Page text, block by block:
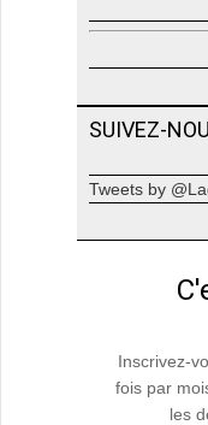
SUIVEZ-
Tweets by
Inscrivez-
fois par
les